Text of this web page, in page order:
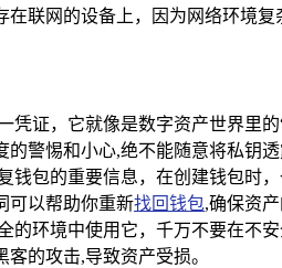
联网的设备上，因为网络环境
凭证，它就像是数字资产世界里
警惕和小心,绝不能随意将私钥透
钱包的重要信息，在创建钱包时
可以帮助你重新找回钱包,确保资产
的环境中使用它，千万不要在不
的攻击,导致资产受损。